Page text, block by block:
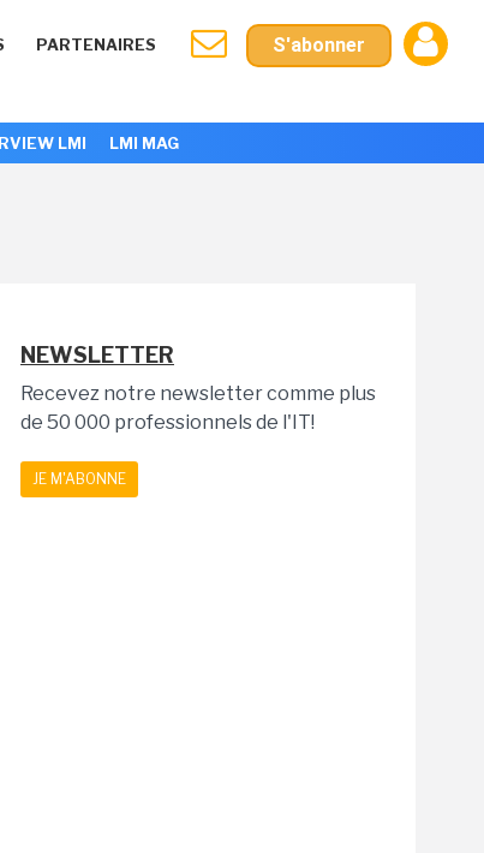
PARTENAIRES S'abonner
LMI LMI MAG
NEWSLETTER
Recevez notre newsletter comme plus
de 50 000 professionnels de l'IT!
JE M'ABONNE